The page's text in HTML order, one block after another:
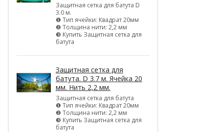
Защитная сетка для батута D
3.0 м.
❶ Тип ячейки: Квадрат 20мм
❷ Толщина нити: 2,2 мм
❸ Купить Защитная сетка для
батута
Защитная сетка для
батута. D 3.7 м. Ячейка 20
мм. Нить 2,2 мм.
Защитная сетка для батута
❶ Тип ячейки: Квадрат 20мм
❷ Толщина нити: 2,2 мм
❸ Купить Защитная сетка для
батута